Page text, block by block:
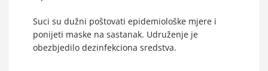
Suci su dužni poštovati epidemiološke mjere i
ponijeti maske na sastanak. Udruženje je
obezbjedilo dezinfekciona sredstva.